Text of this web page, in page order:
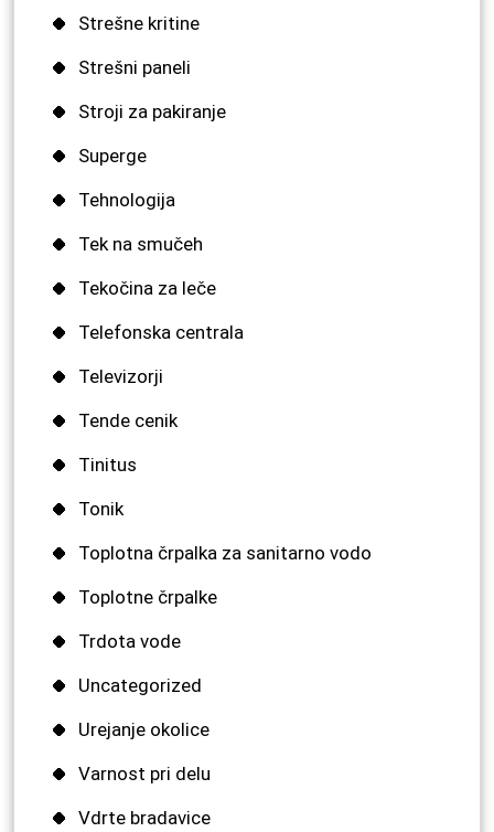
Strešne kritine
Strešni paneli
Stroji za pakiranje
Superge
Tehnologija
Tek na smučeh
Tekočina za leče
Telefonska centrala
Televizorji
Tende cenik
Tinitus
Tonik
Toplotna črpalka za sanitarno vodo
Toplotne črpalke
Trdota vode
Uncategorized
Urejanje okolice
Varnost pri delu
Vdrte bradavice